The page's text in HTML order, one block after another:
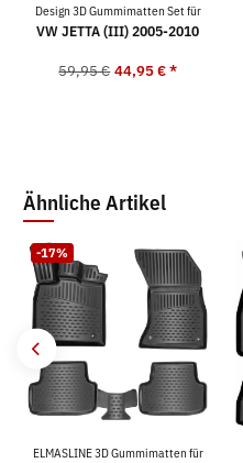
Design 3D Gummimatten Set für
VW JETTA (III) 2005-2010
59,95 € 44,95 €*
Ähnliche Artikel
-17%
ELMASLINE 3D Gummimatten für